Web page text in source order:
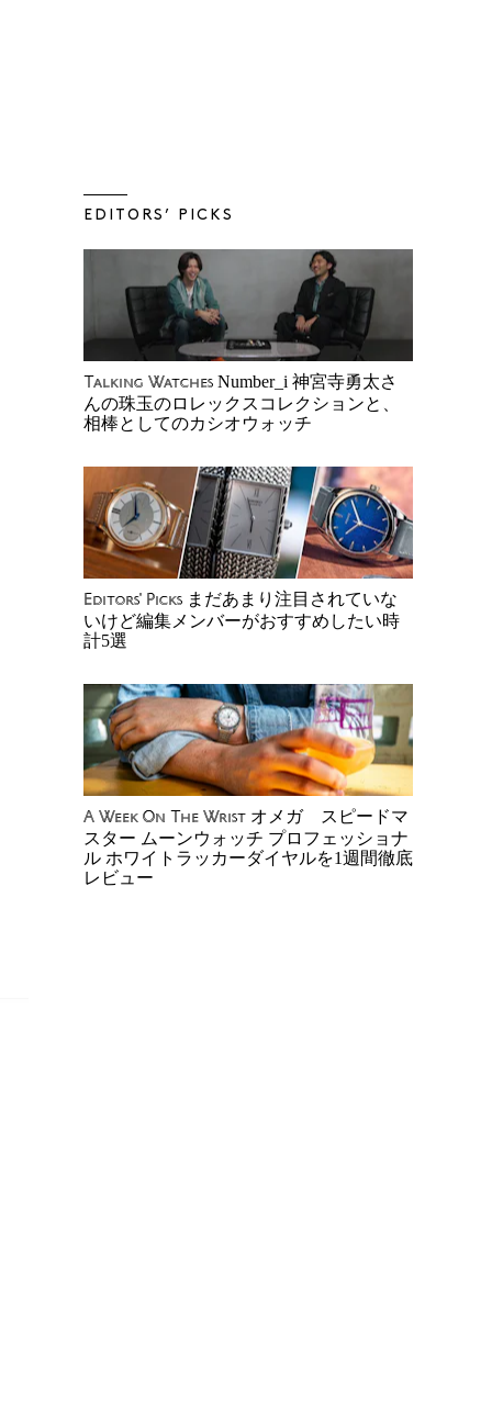
EDITORS’ PICKS
Talking Watches Number_i 神宮寺勇太さ
んの珠玉のロレックスコレクションと、
相棒としてのカシオウォッチ
Editors' Picks まだあまり注目されていな
いけど編集メンバーがおすすめしたい時
計5選
A Week On The Wrist オメガ スピードマ
スター ムーンウォッチ プロフェッショナ
ル ホワイトラッカーダイヤルを1週間徹底
レビュー